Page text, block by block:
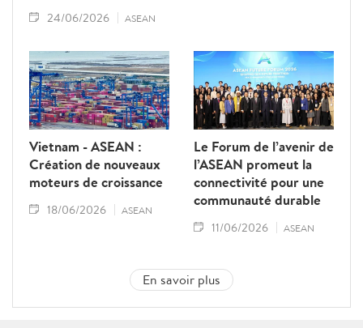
24/06/2026 ASEAN
Vietnam - ASEAN :
Création de nouveaux
moteurs de croissance
18/06/2026 ASEAN
Le Forum de l’avenir de
l’ASEAN promeut la
connectivité pour une
communauté durable
11/06/2026 ASEAN
En savoir plus